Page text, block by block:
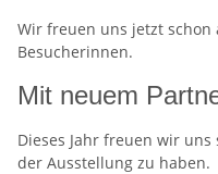
Wir freuen uns jetzt
Besucherinnen.
Mit neuem
Dieses Jahr freuen wir
der Ausstellung zu haben.